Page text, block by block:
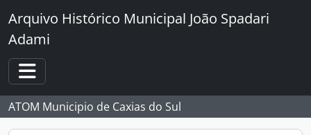
Skip to main content
Arquivo Histórico Municipal João Spadari
Adami
Toggle navigation
ATOM Municipio de Caxias do Sul